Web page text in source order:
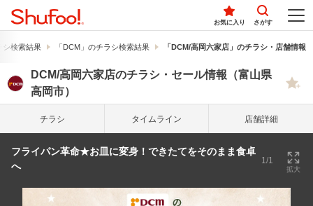
お気に入り さがす
シ検索結果 「DCM」のチラシ検索結果 「DCM/高岡六家店」のチラシ・店舗情報
DCM/高岡六家店のチラシ・セール情報（富山県
高岡市）
チラシ タイム ライン 店舗詳細
フライパン革命★お皿に変身！できたてをそのまま食卓
へ
1/1
拡大